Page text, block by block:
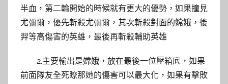
半血，第二輪開始的時候就有更大的優勢，如果撞見
尤彌爾，優先斬殺尤彌爾，其次斬殺對面的嫦娥，後
羿等高傷害的英雄，最後再斬殺輔助英雄
2.主要輸出是嫦娥，放在最後一位壓箱底，如果
前面隊友全死瞭那她的傷害可以最大化，如果有擊敗